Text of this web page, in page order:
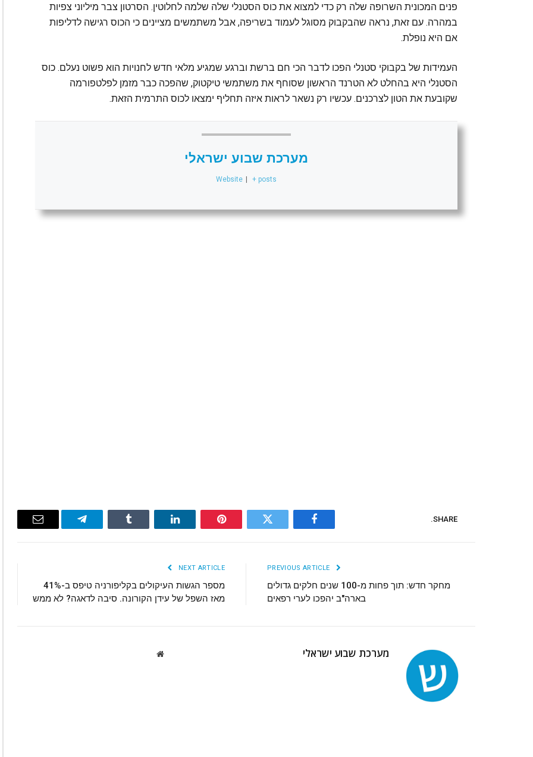
פנים המכונית השרופה שלה רק כדי למצוא את כוס הסטנלי שלה שלמה לחלוטין. הסרטון צבר מיליוני צפיות
במהרה. עם זאת, נראה שהבקבוק מסוגל לעמוד בשריפה, אבל משתמשים מציינים כי הכוס רגישה לדליפות
אם היא נופלת.
העמידות של בקבוקי סטנלי הפכו לדבר הכי חם ברשת וברגע שמגיע מלאי חדש לחנויות הוא פשוט נעלם. כוס
הסטנלי היא בהחלט לא הטרנד הראשון שסוחף את משתמשי טיקטוק, שהפכה כבר מזמן לפלטפורמה
שקובעת את הטון לצרכנים. עכשיו רק נשאר לראות איזה תחליף ימצאו לכוס התרמית הזאת.
מערכת שבוע ישראלי
Website + posts
SHARE.
Facebook
Twitter
Pinterest
LinkedIn
Tumblr
Telegram
Email
מחקר חדש: תוך פחות מ-100 שנים חלקים גדולים
בארה"ב יהפכו לערי רפאים
NEXT ARTICLE
מספר הגשות העיקולים בקליפורניה טיפס ב-41%
מאז השפל של עידן הקורונה. סיבה לדאגה? לא ממש
מערכת שבוע ישראלי Website